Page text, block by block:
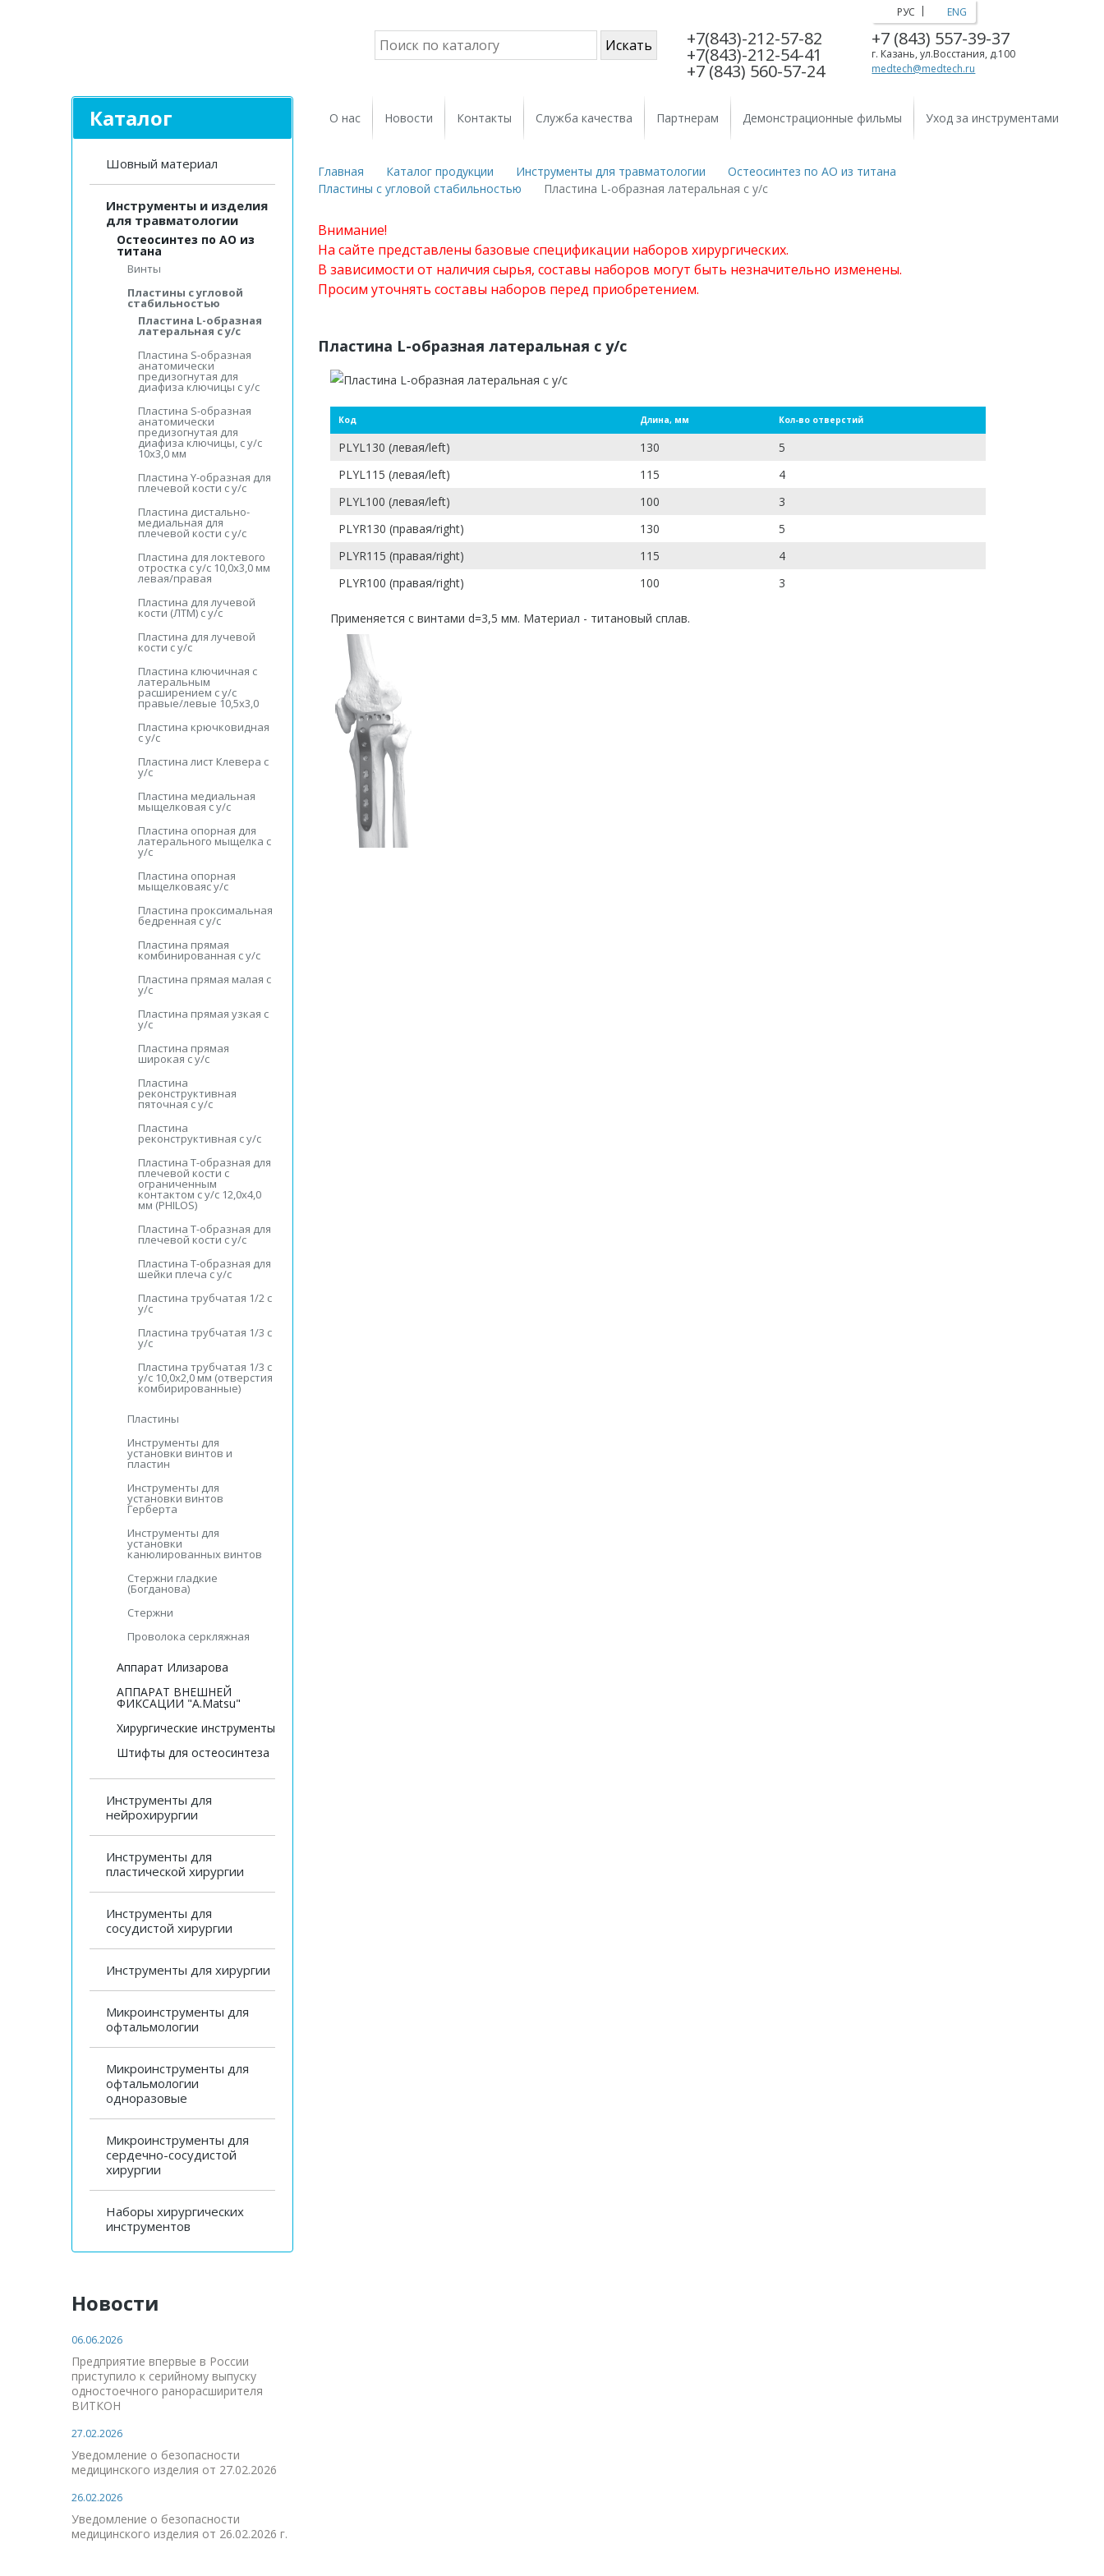
+7(843)-212-57-82
+7(843)-212-54-41
+7 (843) 560-57-24
РУС | ENG
+7 (843) 557-39-37
г. Казань, ул.Восстания, д.100
medtech@medtech.ru
Каталог
Шовный материал
Инструменты и изделия
для травматологии
Остеосинтез по АО из
титана
Винты
Пластины с угловой
стабильностью
Пластина L-образная
латеральная с у/с
Пластина S-образная
анатомически
предизогнутая для
диафиза ключицы с у/с
Пластина S-образная
анатомически
предизогнутая для
диафиза ключицы, с у/с
10х3,0 мм
Пластина Y-образная для
плечевой кости с у/с
Пластина дистально-
медиальная для
плечевой кости с у/с
Пластина для локтевого
отростка с у/с 10,0х3,0 мм
левая/правая
Пластина для лучевой
кости (ЛТМ) с у/с
Пластина для лучевой
кости с у/с
Пластина ключичная с
латеральным
расширением с у/с
правые/левые 10,5х3,0
Пластина крючковидная
с у/с
Пластина лист Клевера с
у/с
Пластина медиальная
мыщелковая с у/с
Пластина опорная для
латерального мыщелка с
у/с
Пластина опорная
мыщелковаяс у/с
Пластина проксимальная
бедренная с у/с
Пластина прямая
комбинированная с у/с
Пластина прямая малая с
у/с
Пластина прямая узкая с
у/с
Пластина прямая
широкая с у/с
Пластина
реконструктивная
пяточная с у/с
Пластина
реконструктивная с у/с
Пластина Т-образная для
плечевой кости с
ограниченным
контактом с у/с 12,0х4,0
мм (PHILOS)
Пластина Т-образная для
плечевой кости с у/с
Пластина Т-образная для
шейки плеча с у/с
Пластина трубчатая 1/2 с
у/с
Пластина трубчатая 1/3 с
у/с
Пластина трубчатая 1/3 с
у/с 10,0х2,0 мм (отверстия
комбирированные)
Пластины
Инструменты для
установки винтов и
пластин
Инструменты для
установки винтов
Герберта
Инструменты для
установки
канюлированных винтов
Стержни гладкие
(Богданова)
Стержни
Проволока серкляжная
Аппарат Илизарова
АППАРАТ ВНЕШНЕЙ
ФИКСАЦИИ "A.Matsu"
Хирургические инструменты
Штифты для остеосинтеза
Инструменты для
нейрохирургии
Инструменты для
пластической хирургии
Инструменты для
сосудистой хирургии
Инструменты для хирургии
Микроинструменты для
офтальмологии
Микроинструменты для
офтальмологии
одноразовые
Микроинструменты для
сердечно-сосудистой
хирургии
Наборы хирургических
инструментов
Новости
06.06.2026
Предприятие впервые в России
приступило к серийному выпуску
одностоечного ранорасширителя
ВИТКОН
27.02.2026
Уведомление о безопасности
медицинского изделия от 27.02.2026
26.02.2026
Уведомление о безопасности
медицинского изделия от 26.02.2026 г.
О нас Новости Контакты Служба качества Партнерам Демонстрационные фильмы Уход за инструментами
Главная Каталог продукции Инструменты для травматологии
Остеосинтез по АО из титана
Пластины с угловой стабильностью
Пластина L-образная латеральная с у/с
Внимание!
На сайте представлены базовые спецификации наборов хирургических.
В зависимости от наличия сырья, составы наборов могут быть незначительно изменены.
Просим уточнять составы наборов перед приобретением.
Пластина L-образная латеральная с у/с
Код Длина, мм Кол-во отверстий
PLYL130 (левая/left) 130
5
PLYL115 (левая/left)
115
4
PLYL100 (левая/left)
100
3
PLYR130 (правая/right)
130
5
PLYR115 (правая/right)
115
4
PLYR100 (правая/right)
100 3
Применяется с винтами d=3,5 мм. Материал - титановый сплав.